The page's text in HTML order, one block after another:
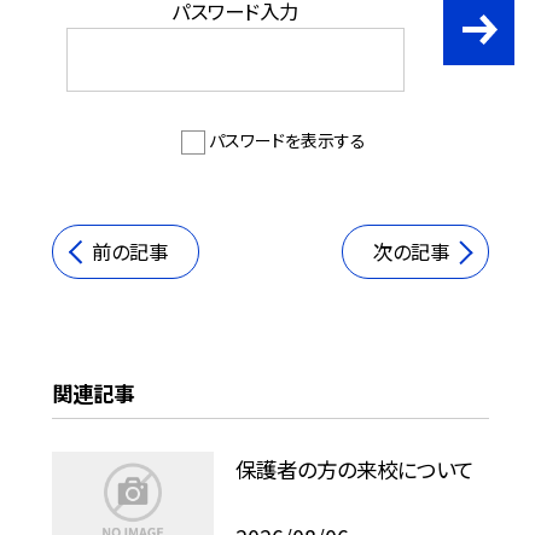
パスワード入力
パスワードを表示する
前の記事 次の記事
関連記事
保護者の方の来校について